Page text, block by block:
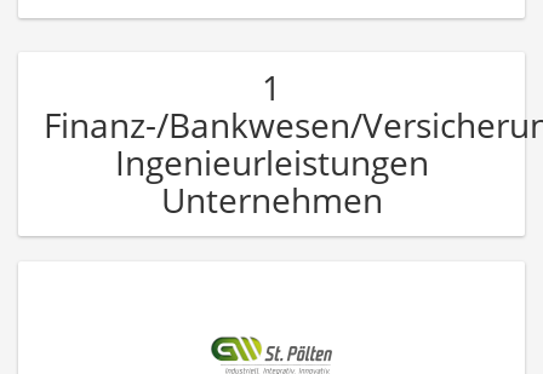
1
Finanz-/Bankwesen/
Ingenieurleistungen
Unternehmen